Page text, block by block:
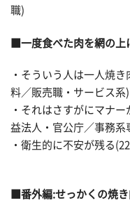
職)
■一度食べた肉を網の上
・そういう人は一人焼
料／販売職・サービス系)
・それはさすがにマナ
益法人・官公庁／事務系
・衛生的に不安が残る
■番外編:せっかくの焼